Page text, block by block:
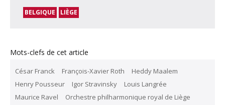
BELGIQUE LIÈGE
Mots-clefs de cet article
César Franck François-Xavier Roth
Heddy Maalem
Henry Pousseur
Igor Stravinsky
Louis Langrée
Maurice Ravel
Orchestre philharmonique royal de Liège